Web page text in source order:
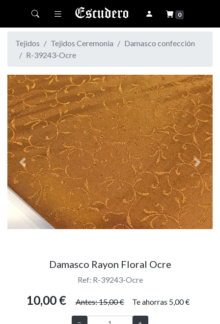
Toggle navigation 0
Tejidos Tejidos Ceremonia
Damasco confección
R-39243-Ocre
Previous Next
Damasco Rayon Floral Ocre
Ref: R-39243-Ocre
10,00 € Antes: 15,00 € Te ahorras 5,00 €